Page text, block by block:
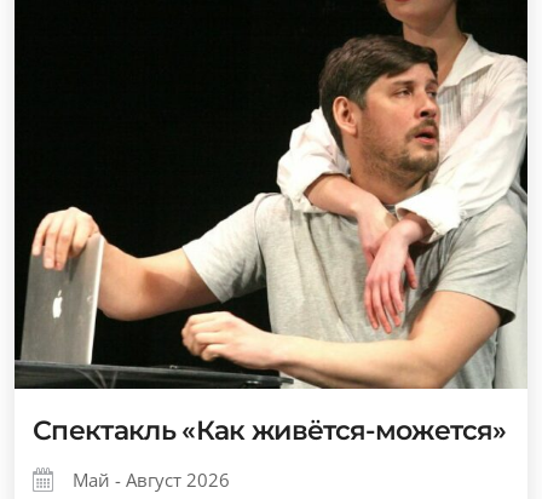
Спектакль «Как живётся-можется»
Май - Август 2026